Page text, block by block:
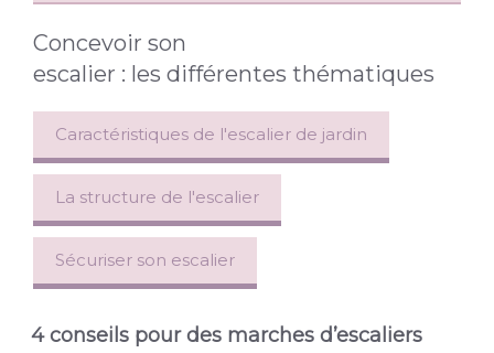
Concevoir son
escalier : les différentes thématiques
Caractéristiques de l'escalier de jardin
La structure de l'escalier
Sécuriser son escalier
4 conseils pour des marches d’escaliers